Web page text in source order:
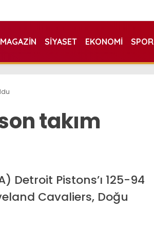
MAGAZIN SIYASET EKONOMI SPOR
takım
Detroit Pistons’ı 125-94
Cavaliers, Doğu